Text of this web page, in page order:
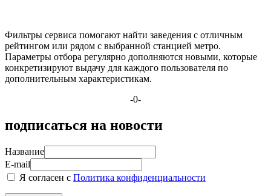
Фильтры сервиса помогают найти заведения с отличным
рейтингом или рядом с выбранной станцией метро.
Параметры отбора регулярно дополняются новыми, которые
конкретизируют выдачу для каждого пользователя по
дополнительным характеристикам.
-0-
подписаться на новости
Название
E-mail
Я согласен с Политика конфиденциальности